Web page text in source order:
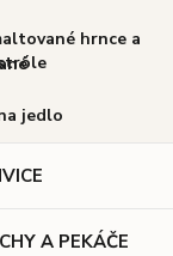
hrnce a
jedlo
A PEKÁČE